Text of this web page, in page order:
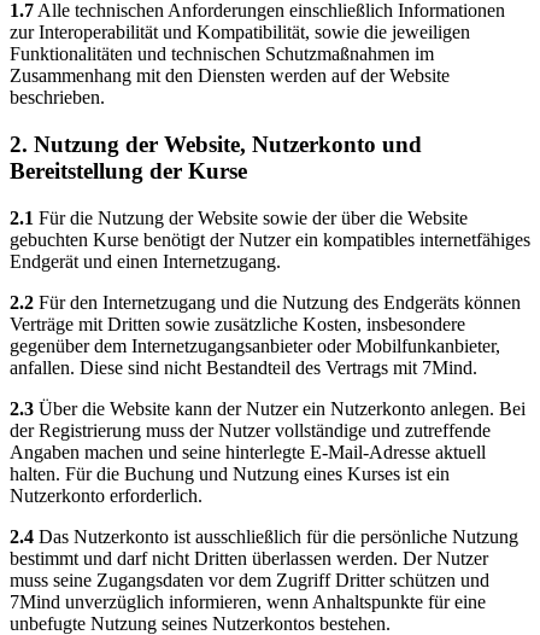
1.7Alle technischen Anforderungen einschließlich Informationen
zur Interoperabilität und Kompatibilität, sowie die jeweiligen
Funktionalitäten und technischen Schutzmaßnahmen im
Zusammenhang mit den Diensten werden auf der Website
beschrieben.
2. Nutzung der Website, Nutzerkonto und
Bereitstellung der Kurse
2.1 Für die Nutzung der Website sowie der über die Website
gebuchten Kurse benötigt der Nutzer ein kompatibles internetfähiges
Endgerät und einen Internetzugang.
2.2 Für den Internetzugang und die Nutzung des Endgeräts können
Verträge mit Dritten sowie zusätzliche Kosten, insbesondere
gegenüber dem Internetzugangsanbieter oder Mobilfunkanbieter,
anfallen. Diese sind nicht Bestandteil des Vertrags mit 7Mind.
2.3 Über die Website kann der Nutzer ein Nutzerkonto anlegen. Bei
der Registrierung muss der Nutzer vollständige und zutreffende
Angaben machen und seine hinterlegte E-Mail-Adresse aktuell
halten. Für die Buchung und Nutzung eines Kurses ist ein
Nutzerkonto erforderlich.
2.4 Das Nutzerkonto ist ausschließlich für die persönliche Nutzung
bestimmt und darf nicht Dritten überlassen werden. Der Nutzer
muss seine Zugangsdaten vor dem Zugriff Dritter schützen und
7Mind unverzüglich informieren, wenn Anhaltspunkte für eine
unbefugte Nutzung seines Nutzerkontos bestehen.